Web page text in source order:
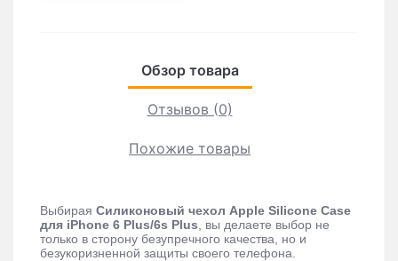
Обзор товара
Отзывов (0)
Похожие товары
Выбирая Силиконовый чехол Apple Silicone Case
для iPhone 6 Plus/6s Plus , вы делаете выбор не
только в сторону безупречного качества, но и
безукоризненной защиты своего телефона.